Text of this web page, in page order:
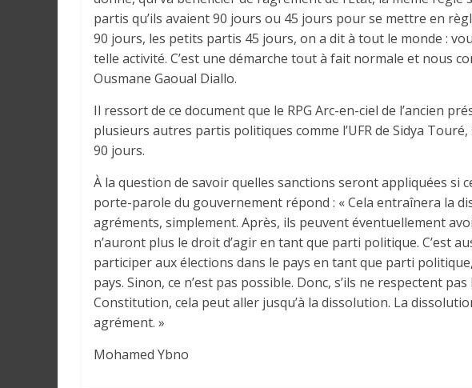
partis qu’ils avaient 90 jours ou 45 jours pour se mettre en
90 jours, les petits partis 45 jours, on a dit à tout le monde :
telle activité. C’est une démarche tout à fait normale et nous
Ousmane Gaoual Diallo.
Il ressort de ce document que le RPG Arc-en-ciel de l’ancien
plusieurs autres partis politiques comme l’UFR de Sidya
90 jours.
À la question de savoir quelles sanctions seront appliquées si
porte-parole du gouvernement répond : « Cela entraînera la
agréments, simplement. Après, ils peuvent éventuellement
n’auront plus le droit d’agir en tant que parti politique. C’est
participer aux élections dans le pays en tant que parti
pays. Sinon, ce n’est pas possible. Donc, s’ils ne respectent
Constitution, cela peut aller jusqu’à la dissolution. La
agrément. »
Mohamed Ybno